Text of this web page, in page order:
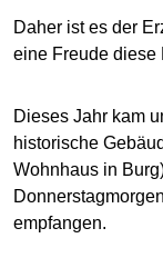
Daher ist es der
eine Freude diese
Dieses Jahr kam
historische
Wohnhaus in
empfangen.